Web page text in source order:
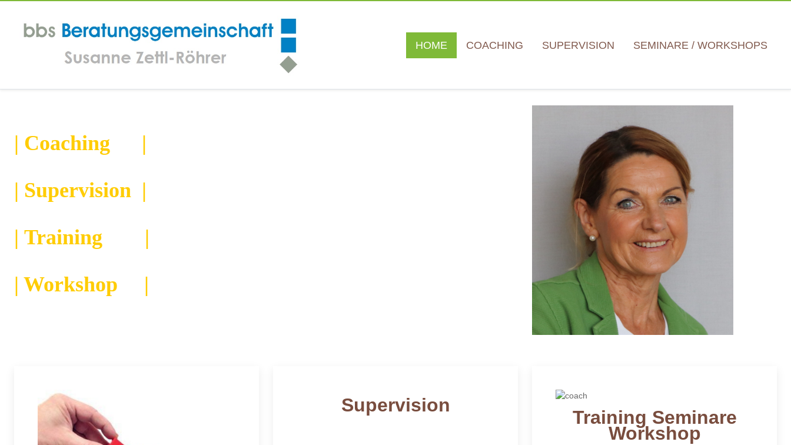
HOME COACHING SUPERVISION SEMINARE / WORKSHOPS
| Coaching |
| Supervision |
| Training |
| Workshop |
Supervision
Training Seminare
Workshop